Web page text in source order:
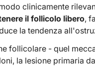
clinicamente
il follicolo libero,
la tendenza
follicolare - quel
la lesione primaria